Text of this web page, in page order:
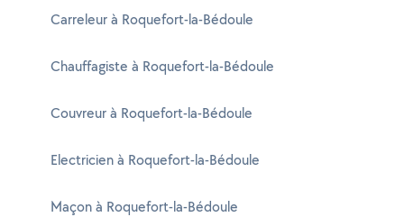
Carreleur à Roquefort-la-Bédoule
Chauffagiste à Roquefort-la-Bédoule
Couvreur à Roquefort-la-Bédoule
Electricien à Roquefort-la-Bédoule
Maçon à Roquefort-la-Bédoule